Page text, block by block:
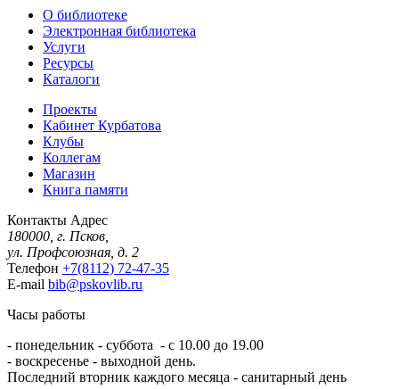
О библиотеке
Электронная библиотека
Услуги
Ресурсы
Каталоги
Проекты
Кабинет Курбатова
Клубы
Коллегам
Магазин
Книга памяти
Контакты Адрес
180000, г. Псков,
ул. Профсоюзная, д. 2
Телефон +7(8112) 72-47-35
E-mail bib@pskovlib.ru
Часы работы
- понедельник - суббота - с 10.00 до 19.00
- воскресенье - выходной день.
Последний вторник каждого месяца - санитарный день